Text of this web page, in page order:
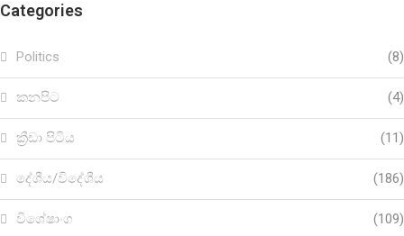
Categories
Politics (8)
කනපිට (4)
ක්‍රීඩා පිටිය (11)
දේශීය/විදේශීය (186)
විශේෂාංග (109)